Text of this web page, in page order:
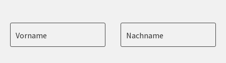
Vorname Nachname